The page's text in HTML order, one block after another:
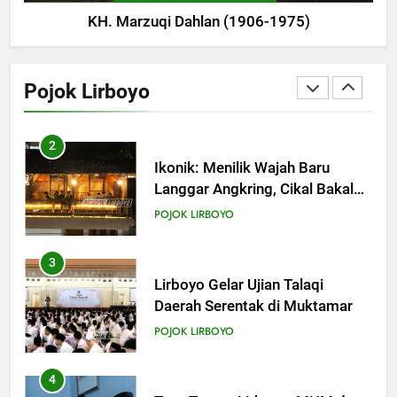
KH. Marzuqi Dahlan (1906-1975)
Pojok Lirboyo
Ikonik: Menilik Wajah Baru
Langgar Angkring, Cikal Bakal
Ponpes Lirboyo yang Selesai
3
Lirboyo Gelar Ujian Talaqi
Daerah Serentak di Muktamar
POJOK LIRBOYO
4
Tam-Taman Lirboyo: MHM dan
Ma’had Aly Gelar Koreksian
Kitab Semester Ganjil
POJOK LIRBOYO
5